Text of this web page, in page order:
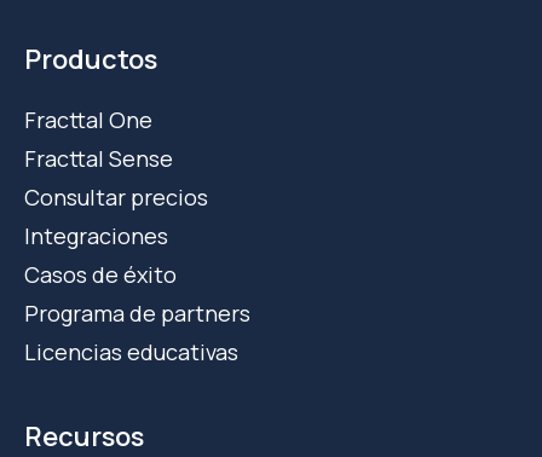
Productos
Fracttal One
Fracttal Sense
Consultar precios
Integraciones
Casos de éxito
Programa de partners
Licencias educativas
Recursos